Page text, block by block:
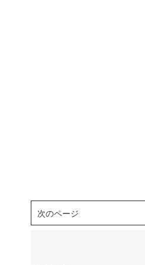
次のページ